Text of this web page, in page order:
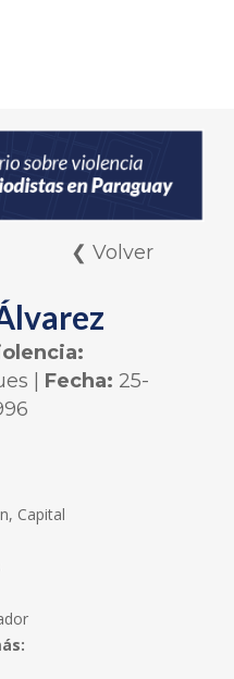
❮ Volver
Fecha: 25-
Capital